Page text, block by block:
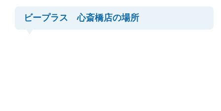
ビープラス 心斎橋店の場所